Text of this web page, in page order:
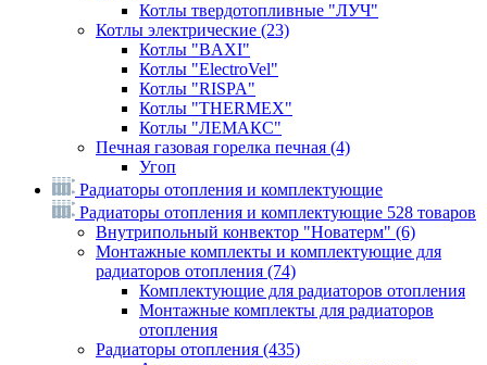
Котлы твердотопливные "ЛУЧ"
Котлы электрические (23)
Котлы "BAXI"
Котлы "ElectroVel"
Котлы "RISPA"
Котлы "THERMEX"
Котлы "ЛЕМАКС"
Печная газовая горелка печная (4)
Угоп
Радиаторы отопления и комплектующие
Радиаторы отопления и комплектующие 528 товаров
Внутрипольный конвектор "Новатерм" (6)
Монтажные комплекты и комплектующие для
радиаторов отопления (74)
Комплектующие для радиаторов отопления
Монтажные комплекты для радиаторов
отопления
Радиаторы отопления (435)